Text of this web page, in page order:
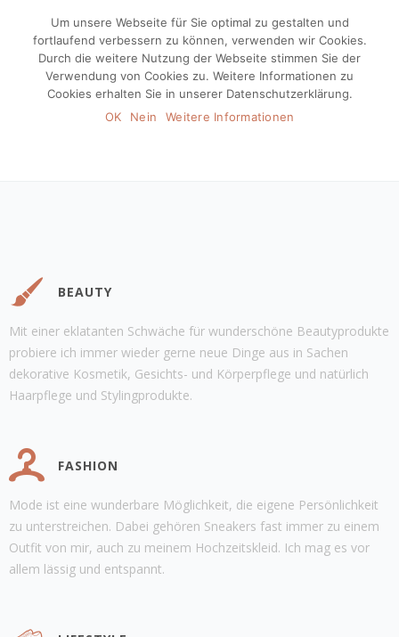
BEAUTY
Mit einer eklatanten Schwäche für wunderschöne Beautyprodukte
probiere ich immer wieder gerne neue Dinge aus in Sachen
dekorative Kosmetik, Gesichts- und Körperpflege und natürlich
Haarpflege und Stylingprodukte.
FASHION
Mode ist eine wunderbare Möglichkeit, die eigene Persönlichkeit
zu unterstreichen. Dabei gehören Sneakers fast immer zu einem
Outfit von mir, auch zu meinem Hochzeitskleid. Ich mag es vor
allem lässig und entspannt.
Um unsere Webseite für Sie optimal zu gestalten und
fortlaufend verbessern zu können, verwenden wir Cookies.
Durch die weitere Nutzung der Webseite stimmen Sie der
Verwendung von Cookies zu. Weitere Informationen zu
Cookies erhalten Sie in unserer Datenschutzerklärung.
OK
Nein Weitere Informationen